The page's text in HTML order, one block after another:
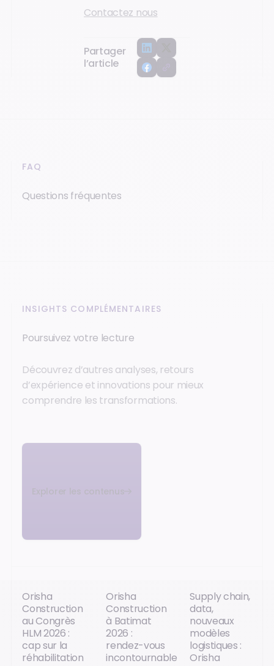
Contactez nous
Partager
l’article
FAQ
Questions fréquentes
INSIGHTS COMPLÉMENTAIRES
Poursuivez votre lecture
Découvrez d’autres analyses, retours
d’expérience et innovations pour mieux
comprendre les transformations.
Explorer les contenus
Orisha
Construction
au Congrès
HLM 2026 :
cap sur la
réhabilitation
Orisha
Construction
à Batimat
2026 :
rendez-vous
incontournable
Supply chain,
data,
nouveaux
modèles
logistiques :
Orisha